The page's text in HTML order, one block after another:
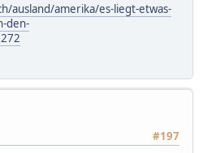
ausland/amerika/es-liegt-etwas-
den-
#197